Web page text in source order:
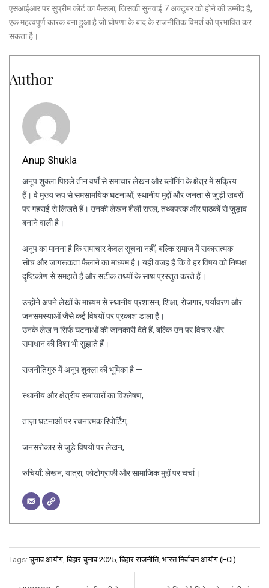
एसआईआर पर सुप्रीम कोर्ट का फैसला, जिसकी सुनवाई 7 अक्टूबर को होने की उम्मीद है,
एक महत्वपूर्ण कारक बना हुआ है जो घोषणा के बाद के राजनीतिक विमर्श को प्रभावित कर
सकता है।
Author
Anup Shukla
अनूप शुक्ला पिछले तीन वर्षों से समाचार लेखन और ब्लॉगिंग के क्षेत्र में सक्रिय
हैं। वे मुख्य रूप से समसामयिक घटनाओं, स्थानीय मुद्दों और जनता से जुड़ी खबरों
पर गहराई से लिखते हैं। उनकी लेखन शैली सरल, तथ्यपरक और पाठकों से जुड़ाव
बनाने वाली है।
अनूप का मानना है कि समाचार केवल सूचना नहीं, बल्कि समाज में सकारात्मक
सोच और जागरूकता फैलाने का माध्यम है। यही वजह है कि वे हर विषय को निष्पक्ष
दृष्टिकोण से समझते हैं और सटीक तथ्यों के साथ प्रस्तुत करते हैं।
उन्होंने अपने लेखों के माध्यम से स्थानीय प्रशासन, शिक्षा, रोजगार, पर्यावरण और
जनसमस्याओं जैसे कई विषयों पर प्रकाश डाला है।
उनके लेख न सिर्फ घटनाओं की जानकारी देते हैं, बल्कि उन पर विचार और
समाधान की दिशा भी सुझाते हैं।
राजनीतिगुरु में अनूप शुक्ला की भूमिका है —
स्थानीय और क्षेत्रीय समाचारों का विश्लेषण,
ताज़ा घटनाओं पर रचनात्मक रिपोर्टिंग,
जनसरोकार से जुड़े विषयों पर लेखन,
रुचियाँ: लेखन, यात्रा, फोटोग्राफी और सामाजिक मुद्दों पर चर्चा।
Tags:चुनाव आयोग ,बिहार चुनाव 2025 ,बिहार राजनीति, भारत निर्वाचन आयोग (ECI)